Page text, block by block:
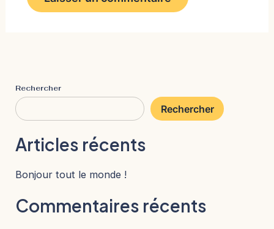
Rechercher
Rechercher
Articles récents
Bonjour tout le monde !
Commentaires récents